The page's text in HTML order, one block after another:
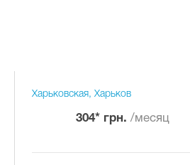
Харьковская, Харьков
304* грн. /месяц